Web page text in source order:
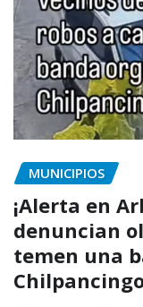
MUNICIPIOS
¡Alerta en
denuncian
temen una